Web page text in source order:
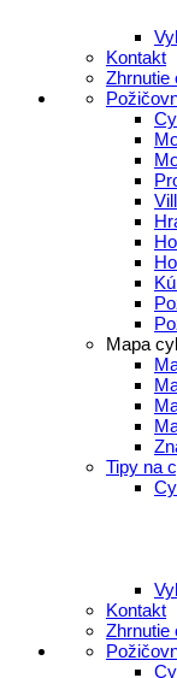
Kontakt
Zhrnutie
Mapa
Tipy na
Kontakt
Zhrnutie